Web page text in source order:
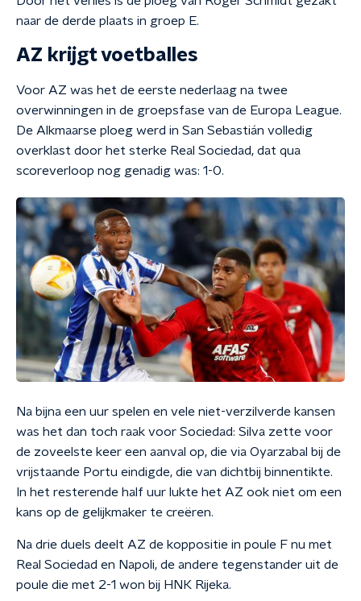
naar de derde plaats in groep E.
AZ krijgt voetballes
Voor AZ was het de eerste nederlaag na twee
overwinningen in de groepsfase van de Europa League.
De Alkmaarse ploeg werd in San Sebastián volledig
overklast door het sterke Real Sociedad, dat qua
scoreverloop nog genadig was: 1-0.
Na bijna een uur spelen en vele niet-verzilverde kansen
was het dan toch raak voor Sociedad: Silva zette voor
de zoveelste keer een aanval op, die via Oyarzabal bij de
vrijstaande Portu eindigde, die van dichtbij binnentikte.
In het resterende half uur lukte het AZ ook niet om een
kans op de gelijkmaker te creëren.
Na drie duels deelt AZ de koppositie in poule F nu met
Real Sociedad en Napoli, de andere tegenstander uit de
poule die met 2-1 won bij HNK Rijeka.